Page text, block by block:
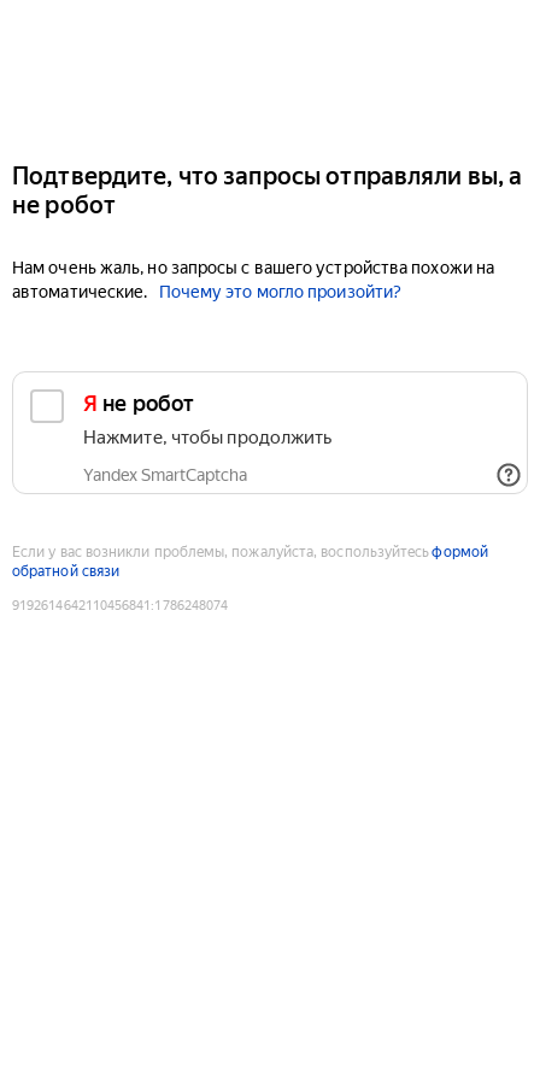
Подтвердите, что запросы отправляли вы, а
не робот
Нам очень жаль, но запросы с вашего устройства похожи на
автоматические.
Почему это могло произойти?
Я не робот
Нажмите, чтобы продолжить
Yandex SmartCaptcha
Если у вас возникли проблемы, пожалуйста, воспользуйтесьформой
обратной связи
9192614642110456841 :1786248074